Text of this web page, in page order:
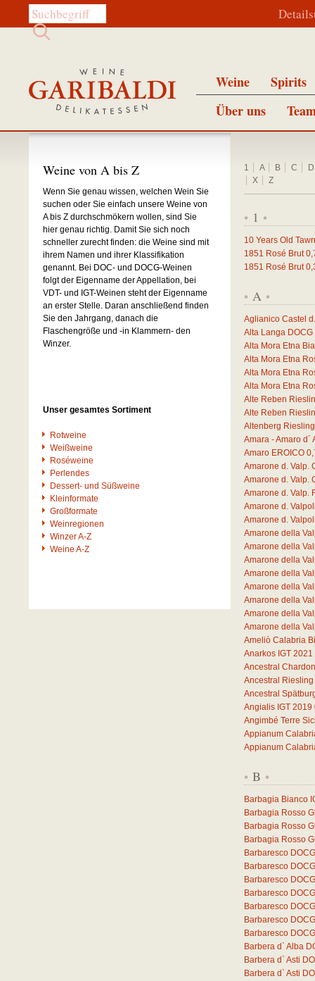
Diese Website durchsuchen:
Weine
Spirits
Über uns
1 A B C
D
X
Z
* 1 *
10 Years Old
1851 Rosé Brut
1851 Rosé Brut
* A *
Aglianico Castel
Alta Langa
Alta Mora Etna
Alta Mora Etna
Alta Mora Etna
Alta Mora Etna
Alte Reben
Alte Reben
Altenberg
Amara - Amaro d´
Amaro EROICO
Amarone d. Valp.
Amarone d. Valp.
Amarone d. Valp.
Amarone d.
Amarone d.
Amarone della
Amarone della
Amarone della
Amarone della
Amarone della
Amarone della
Amarone della
Amarone della
Ameliò Calabria
Anarkos IGT 2021
Ancestral
Ancestral
Ancestral
Angialis IGT 2019
Angimbé Terre
Appianum
Appianum
* B *
Barbagia Bianco
Barbagia Rosso
Barbagia Rosso
Barbagia Rosso
Barbaresco
Barbaresco
Barbaresco
Barbaresco
Barbaresco
Barbaresco
Barbaresco
Barbera d` Alba
Barbera d` Asti
Barbera d` Asti
Weine von A bis Z
Wenn Sie genau wissen, welchen Wein Sie
suchen oder Sie einfach unsere Weine von
A bis Z durchschmökern wollen, sind Sie
hier genau richtig. Damit Sie sich noch
schneller zurecht finden: die Weine sind mit
ihrem Namen und ihrer Klassifikation
genannt. Bei DOC- und DOCG-Weinen
folgt der Eigenname der Appellation, bei
VDT- und IGT-Weinen steht der Eigenname
an erster Stelle. Daran anschließend finden
Sie den Jahrgang, danach die
Flaschengröße und -in Klammern- den
Winzer.
Unser gesamtes Sortiment
Rotweine
Weißweine
Roséweine
Perlendes
Dessert- und Süßweine
Kleinformate
Großformate
Weinregionen
Winzer A-Z
Weine A-Z